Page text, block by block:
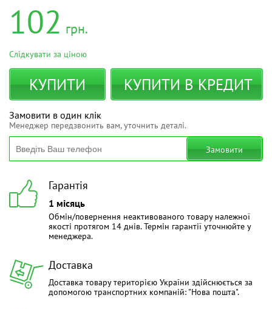
102 грн.
Слідкувати за ціною
КУПИТИ КУПИТИ В КРЕДИТ
Замовити в один клік
Менеджер передзвонить вам, уточнить деталі.
Замовити
Гарантія
1 місяць
Обмін/повернення неактивованого товару належної
якості протягом 14 днів. Термін гарантії уточнюйте у
менеджера.
Доставка
Доставка товару територією України здійснюється за
допомогою транспортних компаній: "Нова пошта".